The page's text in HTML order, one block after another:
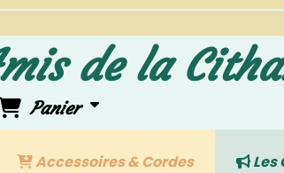
de la
Panier
Accessoires & Cordes Les